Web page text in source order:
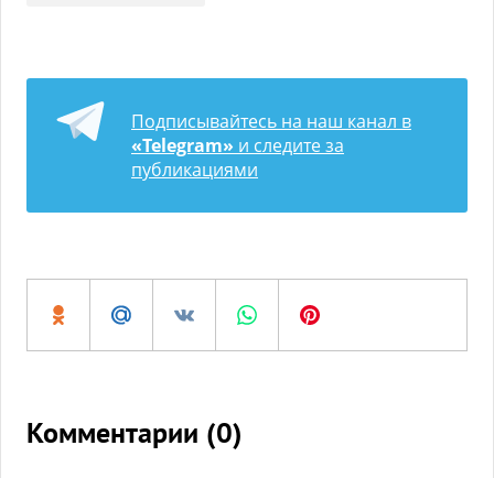
Подписывайтесь на наш канал в
«Telegram» и следите за
публикациями
Комментарии (0)